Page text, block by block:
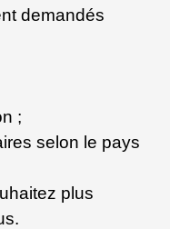
demandés
;
selon le pays
plus
.